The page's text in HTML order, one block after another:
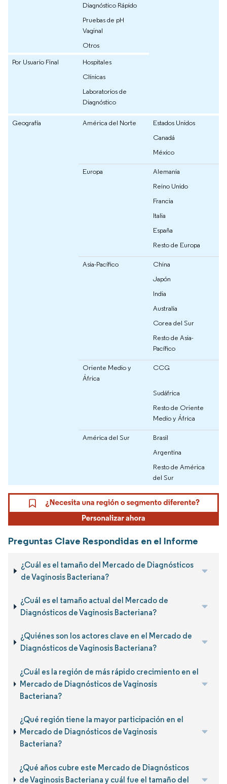
Diagnóstico Rápido
Pruebas de pH
Vaginal
Otros
Por Usuario Final
Hospitales
Clínicas
Laboratorios de
Diagnóstico
Geografía América del Norte
Estados Unidos
Canadá
México
Europa
Alemania
Reino Unido
Francia
Italia
España
Resto de Europa
Asia-Pacífico
China
Japón
India
Australia
Corea del Sur
Resto de Asia-
Pacífico
Oriente Medio y
África
CCG
Sudáfrica
Resto de Oriente
Medio y África
América del Sur
Brasil
Argentina
Resto de América
del Sur
Preguntas Clave Respondidas en el Informe
¿Cuál es el tamaño del Mercado de Diagnósticos
de Vaginosis Bacteriana?
¿Cuál es el tamaño actual del Mercado de
Diagnósticos de Vaginosis Bacteriana?
¿Quiénes son los actores clave en el Mercado de
Diagnósticos de Vaginosis Bacteriana?
¿Cuál es la región de más rápido crecimiento en el
Mercado de Diagnósticos de Vaginosis
Bacteriana?
¿Qué región tiene la mayor participación en el
Mercado de Diagnósticos de Vaginosis
Bacteriana?
¿Qué años cubre este Mercado de Diagnósticos
de Vaginosis Bacteriana y cuál fue el tamaño del